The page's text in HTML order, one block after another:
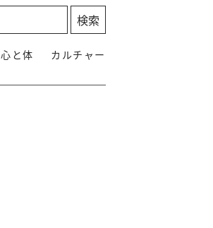
心と体 カルチャー